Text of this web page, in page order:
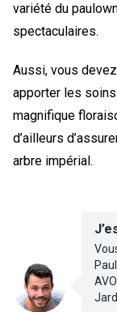
variété du
spectaculaires.
Aussi, vous
apporter les
magnifique
d’ailleurs
arbre impérial.